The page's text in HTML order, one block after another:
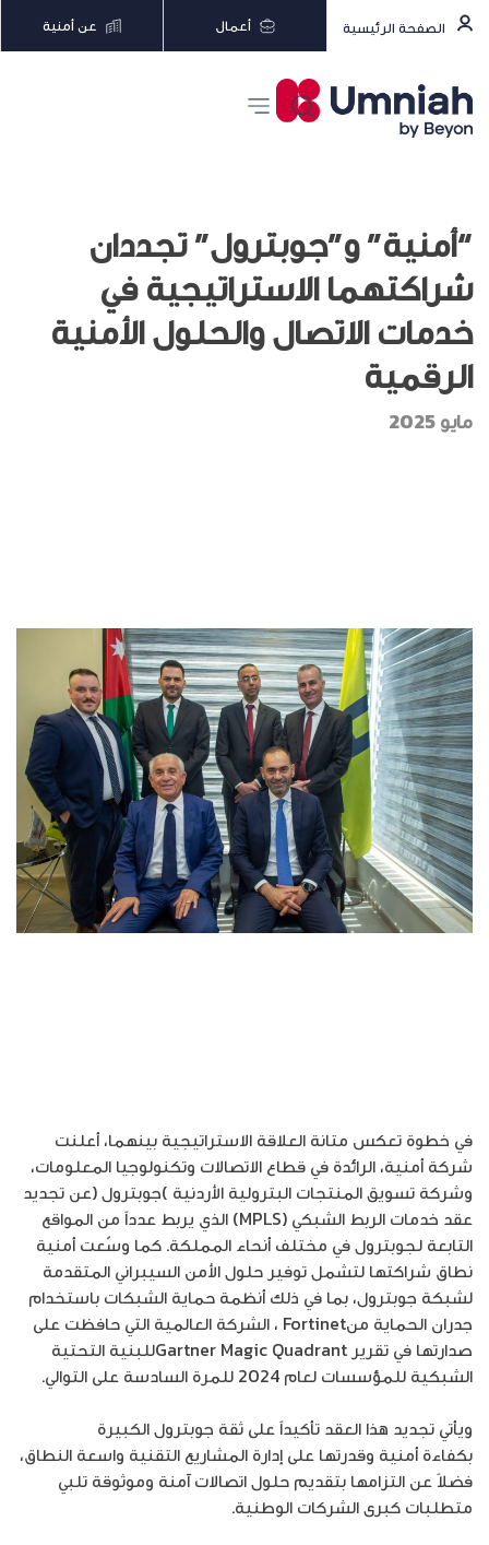
الصفحة الرئيسية أعمال عن أمنية
“أمنية” و”جوبترول” تجددان
شراكتهما الاستراتيجية في
خدمات الاتصال والحلول الأمنية
الرقمية
مايو 2025
في خطوة تعكس متانة العلاقة الاستراتيجية بينهما، أعلنت
شركة أمنية، الرائدة في قطاع الاتصالات وتكنولوجيا المعلومات،
وشركة تسويق المنتجات البترولية الأردنية )جوبترول (عن تجديد
عقد خدمات الربط الشبكي (MPLS) الذي يربط عدداً من المواقع
التابعة لـجوبترول في مختلف أنحاء المملكة. كما وسّعت أمنية
نطاق شراكتها لتشمل توفير حلول الأمن السيبراني المتقدمة
لشبكة جوبترول، بما في ذلك أنظمة حماية الشبكات باستخدام
جدران الحماية منFortinet ، الشركة العالمية التي حافظت على
صدارتها في تقرير Gartner Magic Quadrantللبنية التحتية
الشبكية للمؤسسات لعام 2024 للمرة السادسة على التوالي.
ويأتي تجديد هذا العقد تأكيداً على ثقة جوبترول الكبيرة
بكفاءة أمنية وقدرتها على إدارة المشاريع التقنية واسعة النطاق،
فضلاً عن التزامها بتقديم حلول اتصالات آمنة وموثوقة تلبي
متطلبات كبرى الشركات الوطنية.